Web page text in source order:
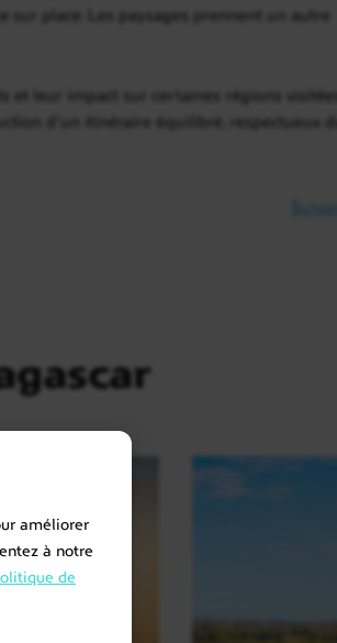
améliorer
à notre
de
place. Les paysages prennent un autre
leur impact sur certaines régions visitées.
d’un itinéraire équilibré, respectueux du
Suivant